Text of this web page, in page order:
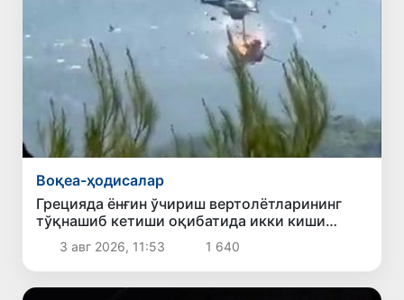
Воқеа-ҳодисалар
Грецияда ёнғин ўчириш вертолётларининг
тўқнашиб кетиши оқибатида икки киши
ҳаётдан кўз юмди
3 авг 2026, 11:53 1 640